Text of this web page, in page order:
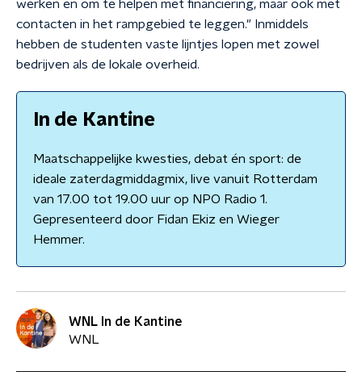
werken en om te helpen met financiering, maar ook met
contacten in het rampgebied te leggen." Inmiddels
hebben de studenten vaste lijntjes lopen met zowel
bedrijven als de lokale overheid.
In de Kantine
Maatschappelijke kwesties, debat én sport: de
ideale zaterdagmiddagmix, live vanuit Rotterdam
van 17.00 tot 19.00 uur op NPO Radio 1.
Gepresenteerd door Fidan Ekiz en Wieger
Hemmer.
WNL In de Kantine
WNL